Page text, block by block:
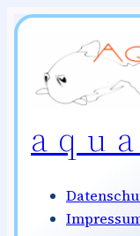
Zum
springen